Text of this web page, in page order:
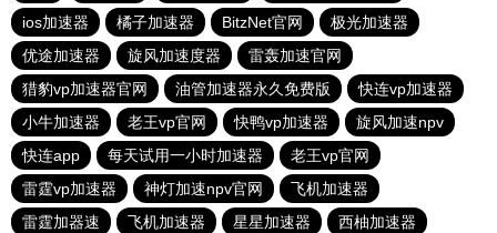
ios加速器
橘子加速器 BitzNet官网
极光加速器
优途加速器
旋风加速度器
雷轰加速官网
猎豹vp加速器官网
油管加速器永久免费版
快连vp加速器
小牛加速器
老王vp官网 快鸭vp加速器
旋风加速npv
快连app
每天试用一小时加速器
老王vp官网
雷霆vp加速器
神灯加速npv官网
飞机加速器
雷霆加器速
飞机加速器 星星加速器
西柚加速器